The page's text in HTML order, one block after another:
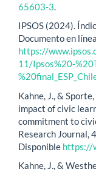
65603-3
IPSOS (2024).
Documento en
https://
11/Ipsos%20-
Kahne, J., &
impact of civic
commitment to
Research Journal,
Disponible https://
Kahne, J., &